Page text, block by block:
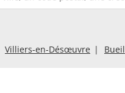
Villiers-en-Désœuvre Bueil